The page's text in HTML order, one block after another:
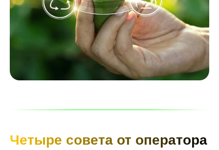
Четыре совета от оператора